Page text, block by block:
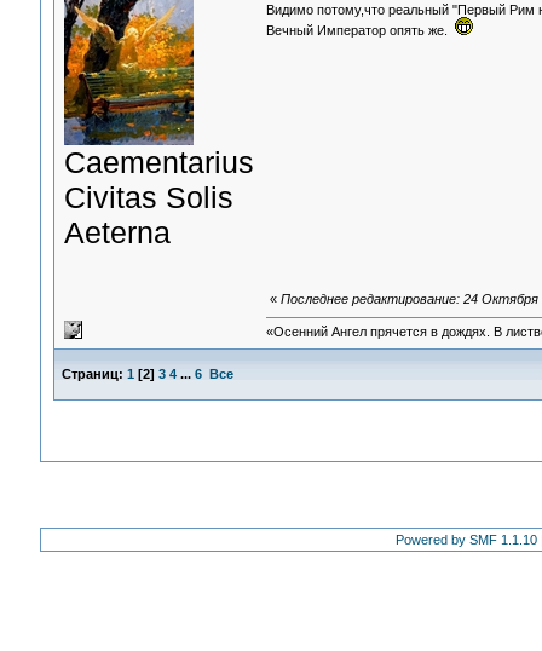
Сaementarius
Civitas Solis
Aeterna
Видимо потому,что реальный "Первый
Вечный Император опять же.
« Последнее редактирование: 24 Октября
«Осенний Ангел прячется в дождях. В
Страниц: 1 [2] 3 4 ... 6 Все
Powered by SMF 1.1.10